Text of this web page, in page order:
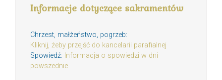
Informacje dotyczące sakramentów
Chrzest, małżeństwo, pogrzeb:
Kliknij, żeby przejść do kancelarii parafialnej
Spowiedź: Informacja o spowiedzi w dni
powszednie